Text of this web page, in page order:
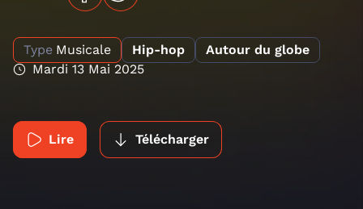
Type Musicale Hip-hop
Autour du globe
Mardi 13 Mai 2025
Lire Télécharger